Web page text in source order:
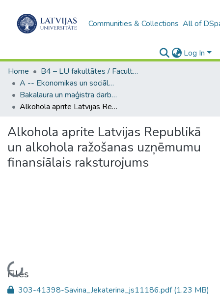
Communities & Collections All of
Log In
Home
B4 – LU fakultātes / Faculties of the UL
A -- Ekonomikas un sociālo zinātņu fakultāte / Faculty of Economics and Social Sciences
Bakalaura un maģistra darbi (ESZF) / Bachelor's and Master's theses
Alkohola aprite Latvijas Republikā un alkohola ražošanas uzņēmumu finansiālais raksturojums
Alkohola aprite Latvijas Republikā
un alkohola ražošanas uzņēmumu
finansiālais raksturojums
Loading...
Files
303-41398-Savina_Jekaterina_js11186.pdf(1.23 MB)